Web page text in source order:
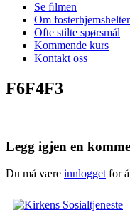
Se ﬁlmen
Om fosterhjemshelter
Ofte stilte spørsmål
Kommende kurs
Kontakt oss
F6F4F3
Legg igjen en
Du må være innlogget for